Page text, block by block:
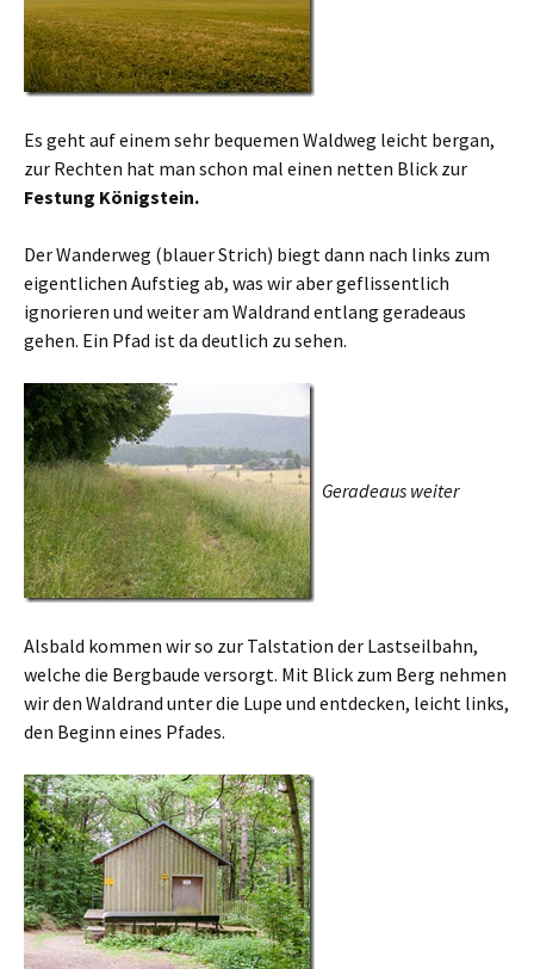
Es geht auf einem sehr bequemen Waldweg leicht bergan,
zur Rechten hat man schon mal einen netten Blick zur
Festung Königstein.
Der Wanderweg (blauer Strich) biegt dann nach links zum
eigentlichen Aufstieg ab, was wir aber geflissentlich
ignorieren und weiter am Waldrand entlang geradeaus
gehen. Ein Pfad ist da deutlich zu sehen.
Geradeaus weiter
Alsbald kommen wir so zur Talstation der Lastseilbahn,
welche die Bergbaude versorgt. Mit Blick zum Berg nehmen
wir den Waldrand unter die Lupe und entdecken, leicht links,
den Beginn eines Pfades.